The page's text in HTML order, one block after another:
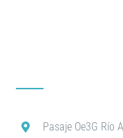
Pasaje Oe3G Río